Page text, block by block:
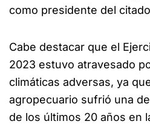
como presidente del
Cabe destacar que el
2023 estuvo atravesado
climáticas adversas, ya
agropecuario sufrió una
de los últimos 20 años en